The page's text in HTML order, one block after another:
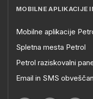
MOBILNE APLIKACIJE
Mobilne aplikacije
Spletna mesta Petrol
Petrol raziskovalni
Email in SMS